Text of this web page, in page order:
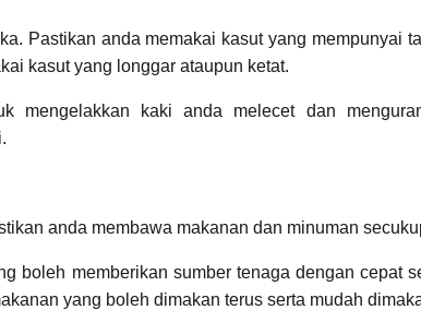
Pastikan anda memakai kasut yang mempunyai
kasut yang longgar ataupun ketat.
mengelakkan kaki anda melecet dan
anda membawa makanan dan minuman
boleh memberikan sumber tenaga dengan cepat
yang boleh dimakan terus serta mudah